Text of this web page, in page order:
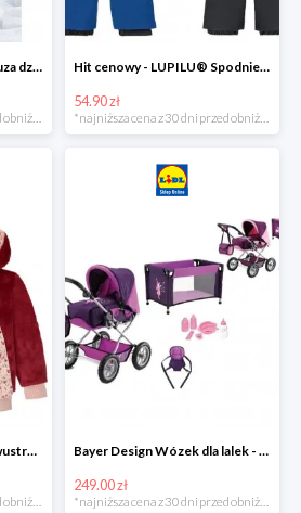
Hit cenowy - CRIVIT® Bluza dziewczęca z polaru Hit cenowy - LUPILU® Spodnie narciarskie chłopięce
54.90 zł
Hit cenowy - LUPILU® Dwustronna kurtka pikowana dziewczęca
*najniższa cena z 30 dni przed obniżką
Bayer Design Wózek dla lalek - megazestaw
249.00 zł
*najniższa cena z 30 dni przed obniżką